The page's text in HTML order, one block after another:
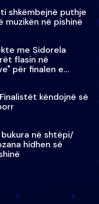
shkëmbejnë puthje
muzikën në pishinë
me Sidorela
flasin në
për finalen e
këndojnë së
në shtëpi/
hidhen së